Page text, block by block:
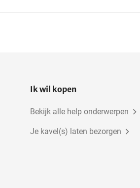
Ik wil kopen
Bekijk alle help onderwerpen
Je kavel(s) laten bezorgen